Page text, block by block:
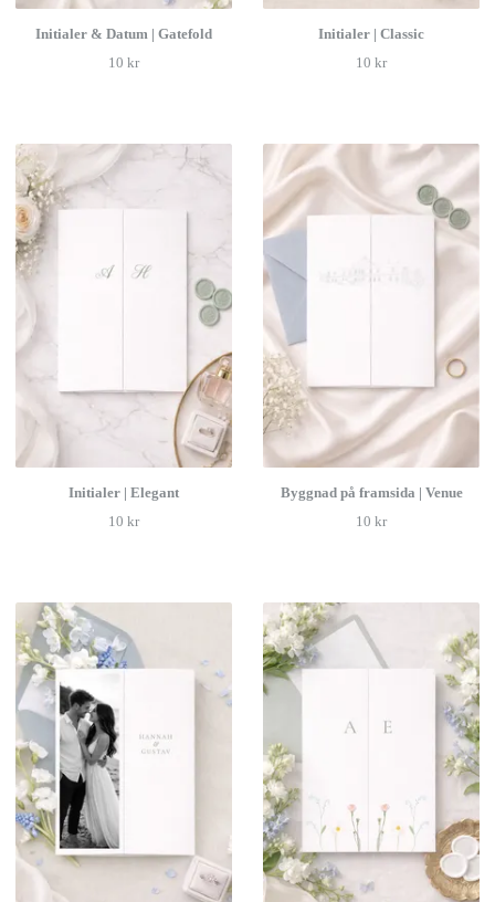
Initialer & Datum | Gatefold
10 kr
Initialer | Classic
10 kr
Initialer | Elegant
10 kr
Byggnad på framsida | Venue
10 kr